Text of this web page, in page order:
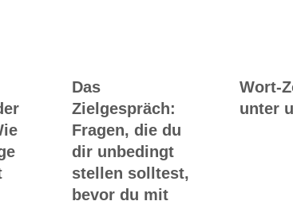
Das
Zielgespräch:
Fragen, die du
dir unbedingt
stellen solltest,
bevor du mit
Wort-
unter